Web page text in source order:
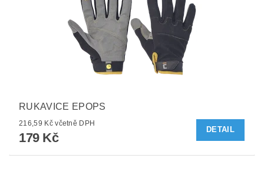
RUKAVICE EPOPS
216,59 Kč včetně DPH
179 Kč
DETAIL